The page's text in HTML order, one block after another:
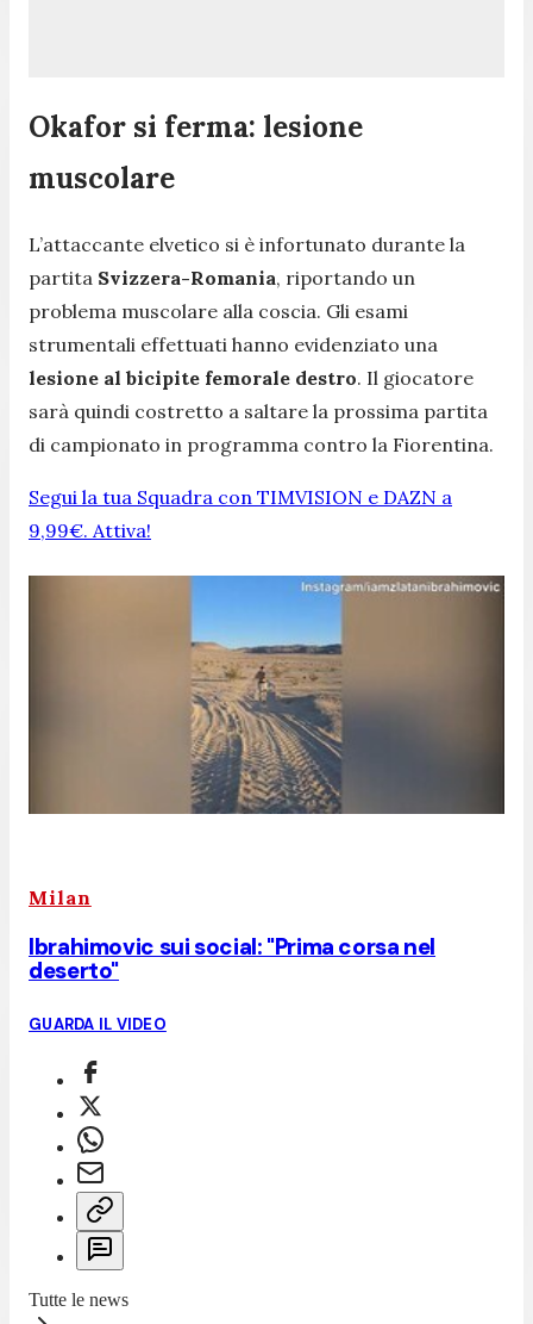
Okafor si ferma: lesione
muscolare
L’attaccante elvetico si è infortunato durante la
partita Svizzera-Romania, riportando un
problema muscolare alla coscia. Gli esami
strumentali effettuati hanno evidenziato una
lesione al bicipite femorale destro. Il giocatore
sarà quindi costretto a saltare la prossima partita
di campionato in programma contro la Fiorentina.
Segui la tua Squadra con TIMVISION e DAZN a
9,99€. Attiva!
Milan
Ibrahimovic sui social: "Prima corsa nel
deserto"
GUARDA IL VIDEO
Tutte le news